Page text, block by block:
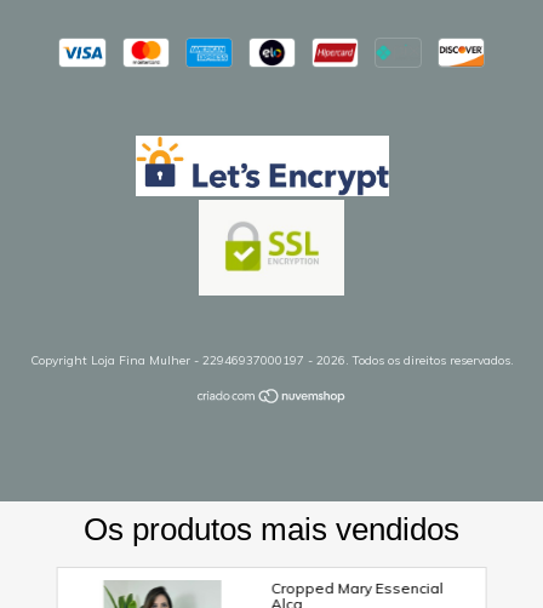
Copyright Loja Fina Mulher - 22946937000197 - 2026. Todos os direitos reservados.